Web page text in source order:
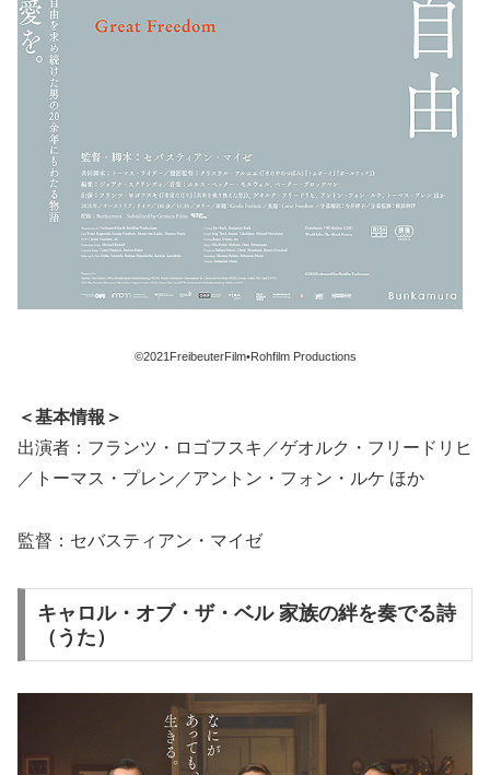
©2021FreibeuterFilm•Rohfilm Productions
＜基本情報＞
出演者：フランツ・ロゴフスキ／ゲオルク・フリードリヒ
／トーマス・プレン／アントン・フォン・ルケ ほか
監督：セバスティアン・マイゼ
キャロル・オブ・ザ・ベル 家族の絆を奏でる詩
（うた）